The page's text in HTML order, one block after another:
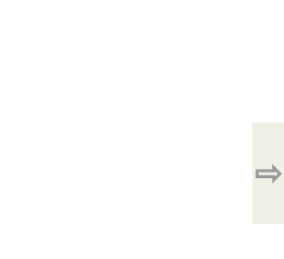
⇨